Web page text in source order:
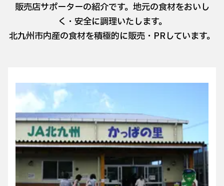
販売店サポーターの紹介です。地元の食材をおいし
く・安全に調理いたします。
北九州市内産の食材を積極的に販売・PRしています。